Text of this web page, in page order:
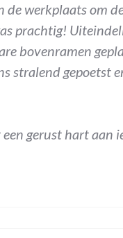
de werkplaats om
prachtig!
bovenramen
stralend gepoetst
gerust hart aan